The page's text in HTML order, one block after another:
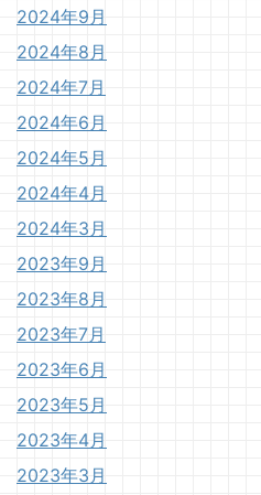
2024年9月
2024年8月
2024年7月
2024年6月
2024年5月
2024年4月
2024年3月
2023年9月
2023年8月
2023年7月
2023年6月
2023年5月
2023年4月
2023年3月